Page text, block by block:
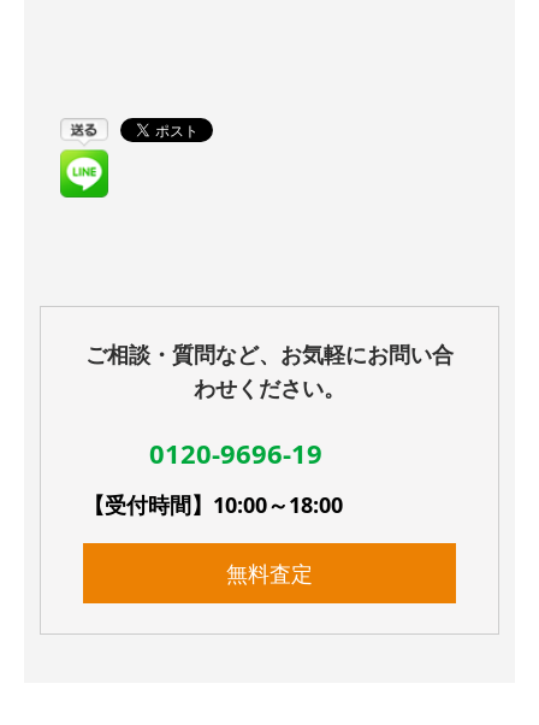
ご相談・質問など、お気軽にお問い合
わせください。
0120-9696-19
【受付時間】10:00～18:00
無料査定